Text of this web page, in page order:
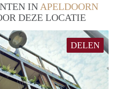
IN APELDOORN
DEZE LOCATIE
DELEN